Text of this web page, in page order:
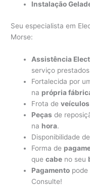
Instalação
Seu especialista em
Morse:
Assistência
serviço
Fortalecida por
na própria
Frota deveículos
Peças de
na hora.
Disponibilidade
Forma de
quecabe no seu
Pagamento
Consulte!